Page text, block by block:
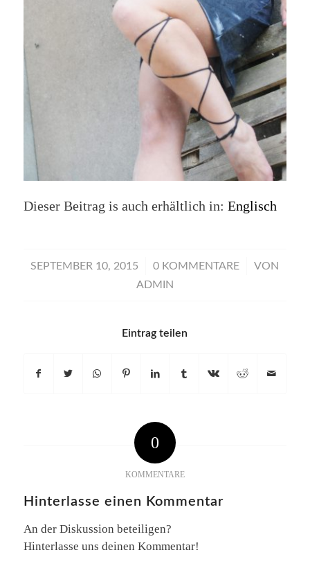
Dieser Beitrag is auch erhältlich in: Englisch
SEPTEMBER 10, 2015
/ 0 KOMMENTARE
/
VON
ADMIN
Eintrag teilen
0
KOMMENTARE
Hinterlasse einen Kommentar
An der Diskussion beteiligen?
Hinterlasse uns deinen Kommentar!